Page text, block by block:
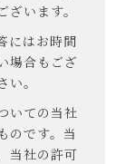
います。
にはお時間
場合もござ
。
いての当社
のです。当
当社の許可